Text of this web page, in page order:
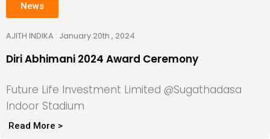
News
AJITH INDIKA : January 20th , 2024
Diri Abhimani 2024 Award Ceremony
Future Life Investment Limited @Sugathadasa
Indoor Stadium
Read More >